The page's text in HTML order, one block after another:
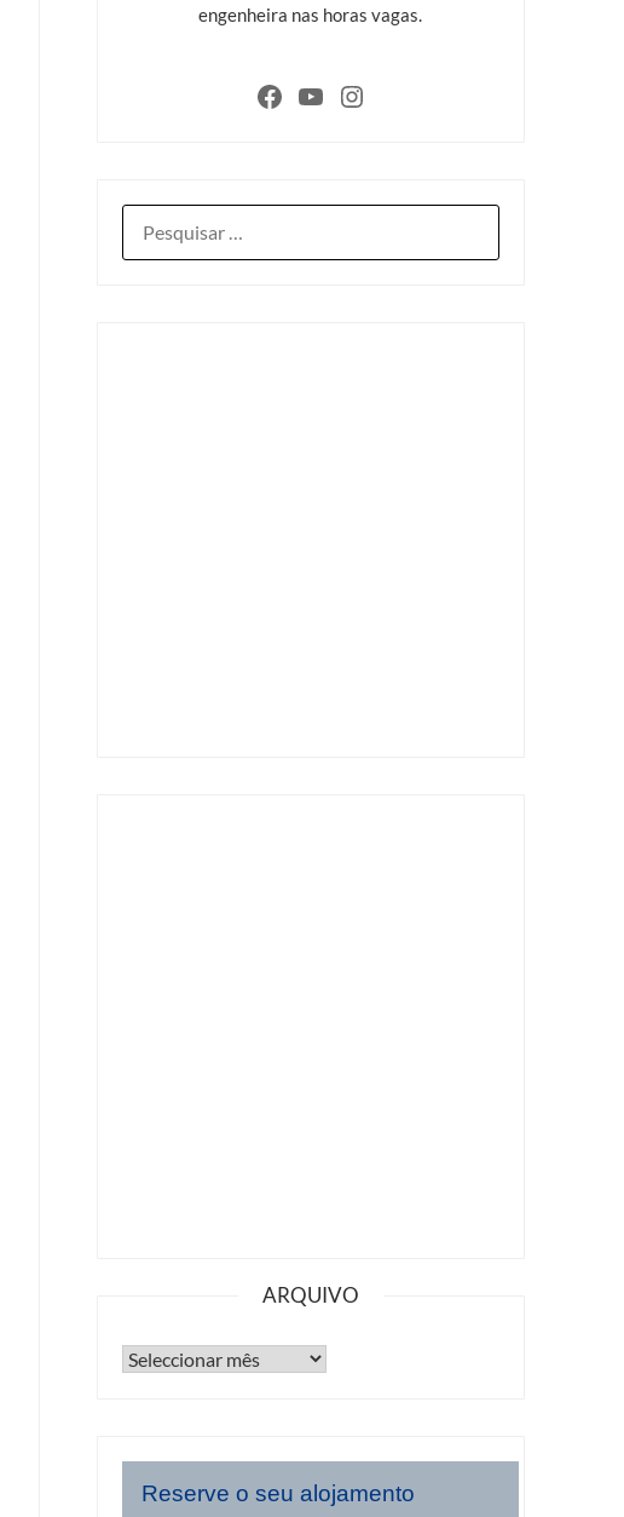
engenheira nas horas vagas.
ARQUIVO
Reserve o seu alojamento